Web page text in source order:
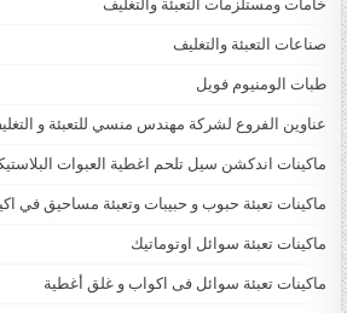
خامات ومستلزمات التعبئة والتغليف
صناعات التعبئة والتغليف
طبات الومنيوم فويل
عناوين الفروع لشركة مهندس منسي للتعبئة و
ماكينات اندكشن سيل تلحم اغطية العبوات
ماكينات تعبئة حبوب و حبيبات وتعبئة مساحيق في
ماكينات تعبئة سوائل اوتوماتيك
ماكينات تعبئة سوائل فى اكواب و غلق أغطية